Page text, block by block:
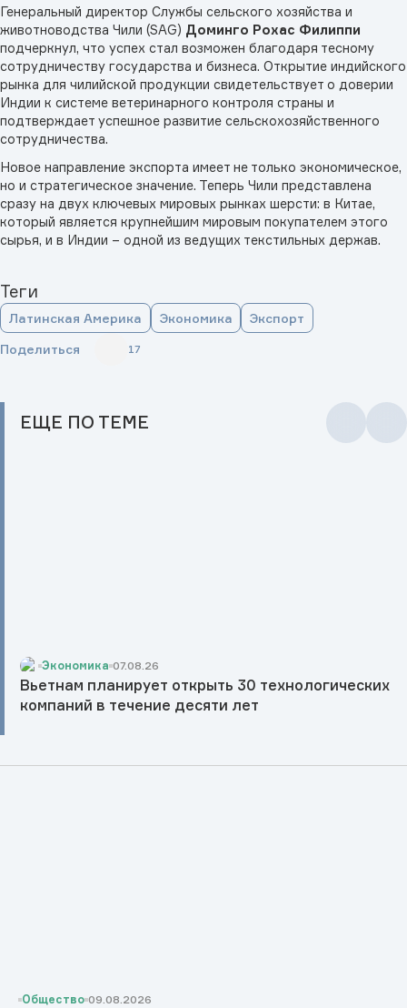
Генеральный директор Службы сельского хозяйства и
животноводства Чили (SAG) Доминго Рохас Филиппи
подчеркнул, что успех стал возможен благодаря тесному
сотрудничеству государства и бизнеса. Открытие индийского
рынка для чилийской продукции свидетельствует о доверии
Индии к системе ветеринарного контроля страны и
подтверждает успешное развитие сельскохозяйственного
сотрудничества.
Новое направление экспорта имеет не только экономическое,
но и стратегическое значение. Теперь Чили представлена
сразу на двух ключевых мировых рынках шерсти: в Китае,
который является крупнейшим мировым покупателем этого
сырья, и в Индии – одной из ведущих текстильных держав.
Теги
Латинская Америка Экономика Экспорт
Поделиться 17
ЕЩЕ ПО ТЕМЕ
Экономика 07.08.26
Вьетнам планирует открыть 30 технологических
компаний в течение десяти лет
Общество 09.08.2026